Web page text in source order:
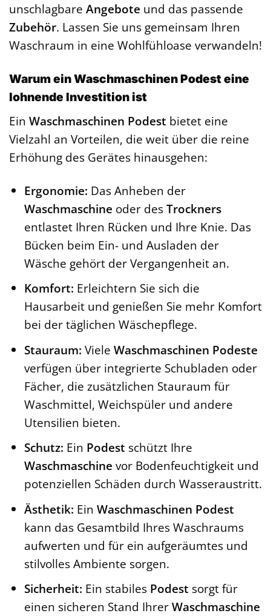
unschlagbare Angebote und das passende
Zubehör. Lassen Sie uns gemeinsam Ihren
Waschraum in eine Wohlfühloase verwandeln!
Warum ein Waschmaschinen Podest eine
lohnende Investition ist
Ein Waschmaschinen Podest bietet eine
Vielzahl an Vorteilen, die weit über die reine
Erhöhung des Gerätes hinausgehen:
Ergonomie: Das Anheben der
Waschmaschine oder desTrockners
entlastet Ihren Rücken und Ihre Knie. Das
Bücken beim Ein- und Ausladen der
Wäsche gehört der Vergangenheit an.
Komfort: Erleichtern Sie sich die
Hausarbeit und genießen Sie mehr Komfort
bei der täglichen Wäschepflege.
Stauraum: Viele Waschmaschinen Podeste
verfügen über integrierte Schubladen oder
Fächer, die zusätzlichen Stauraum für
Waschmittel, Weichspüler und andere
Utensilien bieten.
Schutz: Ein Podest schützt Ihre
Waschmaschine vor Bodenfeuchtigkeit und
potenziellen Schäden durch Wasseraustritt.
Ästhetik: Ein Waschmaschinen Podest
kann das Gesamtbild Ihres Waschraums
aufwerten und für ein aufgeräumtes und
stilvolles Ambiente sorgen.
Sicherheit: Ein stabiles Podest sorgt für
einen sicheren Stand IhrerWaschmaschine